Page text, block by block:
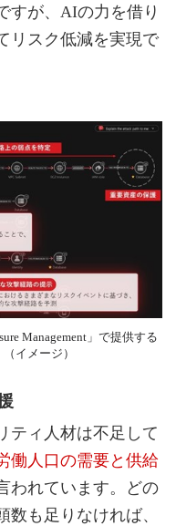
すが、AIの力を借り
リスク低減を実現で
Management」で提供する
イメージ）
ティ人材は不足して
働人口の需要と供給
われています。どの
も足りなければ、